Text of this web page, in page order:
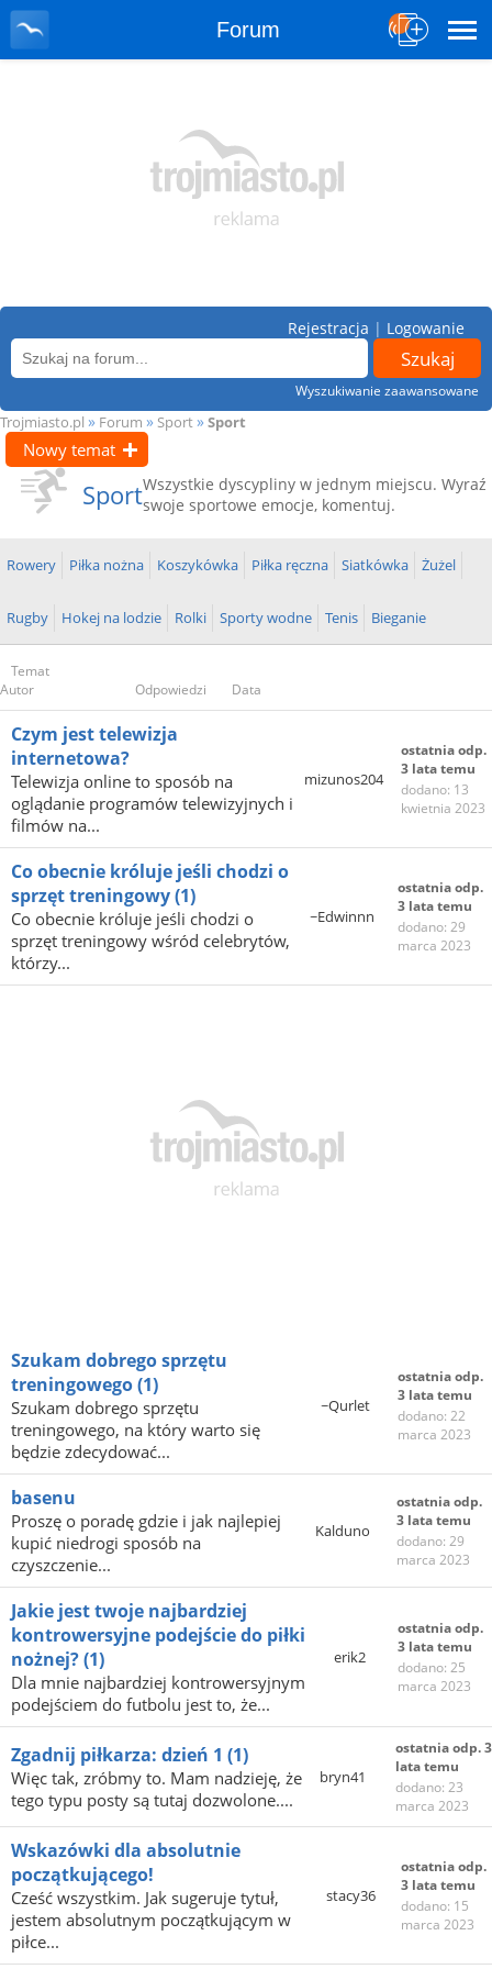
Forum
Wyszukiwanie zaawansowane
Rejestracja | Logowanie
Trojmiasto.pl » Forum » Sport» Sport
Nowy temat
SportWszystkie dyscypliny w jednym miejscu. Wyraź
swoje sportowe emocje, komentuj.
Rowery Piłka nożna Koszykówka Piłka ręczna Siatkówka Żużel
Rugby Hokej na lodzie Rolki Sporty wodne Tenis Bieganie
Temat
Autor
Odpowiedzi Data
Czym jest telewizja
internetowa?
Telewizja online to sposób na
oglądanie programów telewizyjnych i
filmów na...
mizunos204
ostatnia odp.
3 lata temu
dodano: 13
kwietnia 2023
Co obecnie króluje jeśli chodzi o
sprzęt treningowy(1)
Co obecnie króluje jeśli chodzi o
sprzęt treningowy wśród celebrytów,
którzy...
~Edwinnn
ostatnia odp.
3 lata temu
dodano: 29
marca 2023
Szukam dobrego sprzętu
treningowego(1)
Szukam dobrego sprzętu
treningowego, na który warto się
będzie zdecydować...
~Qurlet
ostatnia odp.
3 lata temu
dodano: 22
marca 2023
basenu
Proszę o poradę gdzie i jak najlepiej
kupić niedrogi sposób na
czyszczenie...
Kalduno
ostatnia odp.
3 lata temu
dodano: 29
marca 2023
Jakie jest twoje najbardziej
kontrowersyjne podejście do piłki
nożnej?(1)
Dla mnie najbardziej kontrowersyjnym
podejściem do futbolu jest to, że...
erik2
ostatnia odp.
3 lata temu
dodano: 25
marca 2023
Zgadnij piłkarza: dzień 1 (1)
Więc tak, zróbmy to. Mam nadzieję, że
tego typu posty są tutaj dozwolone....
bryn41
ostatnia odp. 3
lata temu
dodano: 23
marca 2023
Wskazówki dla absolutnie
początkującego!
Cześć wszystkim. Jak sugeruje tytuł,
jestem absolutnym początkującym w
piłce...
stacy36
ostatnia odp.
3 lata temu
dodano: 15
marca 2023